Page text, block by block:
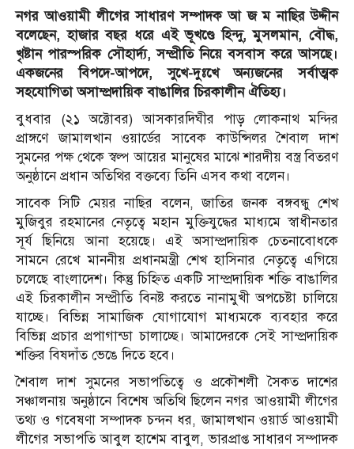
নগর আওয়ামী লীগের সাধারণ সম্পাদক আ জ ম নাছির উদ্দীন
বলেছেন, হাজার বছর ধরে এই ভূখণ্ডে হিন্দু, মুসলমান, বৌদ্ধ,
খৃষ্টান পারস্পরিক সৌহার্দ্য, সম্প্রীতি নিয়ে বসবাস করে আসছে।
একজনের বিপদে-আপদে, সুখে-দুঃখে অন্যজনের সর্বাত্মক
সহযোগিতা অসাম্প্রদায়িক বাঙালির চিরকালীন ঐতিহ্য।
বুধবার (২১ অক্টোবর) আসকারদিঘীর পাড় লোকনাথ মন্দির
প্রাঙ্গণে জামালখান ওয়ার্ডের সাবেক কাউন্সিলর শৈবাল দাশ
সুমনের পক্ষ থেকে স্বল্প আয়ের মানুষের মাঝে শারদীয় বস্ত্র বিতরণ
অনুষ্ঠানে প্রধান অতিথির বক্তব্যে তিনি এসব কথা বলেন।
সাবেক সিটি মেয়র নাছির বলেন, জাতির জনক বঙ্গবন্ধু শেখ
মুজিবুর রহমানের নেতৃত্বে মহান মুক্তিযুদ্ধের মাধ্যমে স্বাধীনতার
সূর্য ছিনিয়ে আনা হয়েছে। এই অসাম্প্রদায়িক চেতনাবোধকে
সামনে রেখে মাননীয় প্রধানমন্ত্রী শেখ হাসিনার নেতৃত্বে এগিয়ে
চলেছে বাংলাদেশ। কিন্তু চিহ্নিত একটি সাম্প্রদায়িক শক্তি বাঙালির
এই চিরকালীন সম্প্রীতি বিনষ্ট করতে নানামুখী অপচেষ্টা চালিয়ে
যাচ্ছে। বিভিন্ন সামাজিক যোগাযোগ মাধ্যমকে ব্যবহার করে
বিভিন্ন প্রচার প্রপাগান্ডা চালাচ্ছে। আমাদেরকে সেই সাম্প্রদায়িক
শক্তির বিষদাঁত ভেঙে দিতে হবে।
শৈবাল দাশ সুমনের সভাপতিত্বে ও প্রকৌশলী সৈকত দাশের
সঞ্চালনায় অনুষ্ঠানে বিশেষ অতিথি ছিলেন নগর আওয়ামী লীগের
তথ্য ও গবেষণা সম্পাদক চন্দন ধর, জামালখান ওয়ার্ড আওয়ামী
লীগের সভাপতি আবুল হাশেম বাবুল, ভারপ্রাপ্ত সাধারণ সম্পাদক